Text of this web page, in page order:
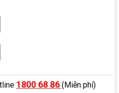
1800 68 86 (Miễn phí)